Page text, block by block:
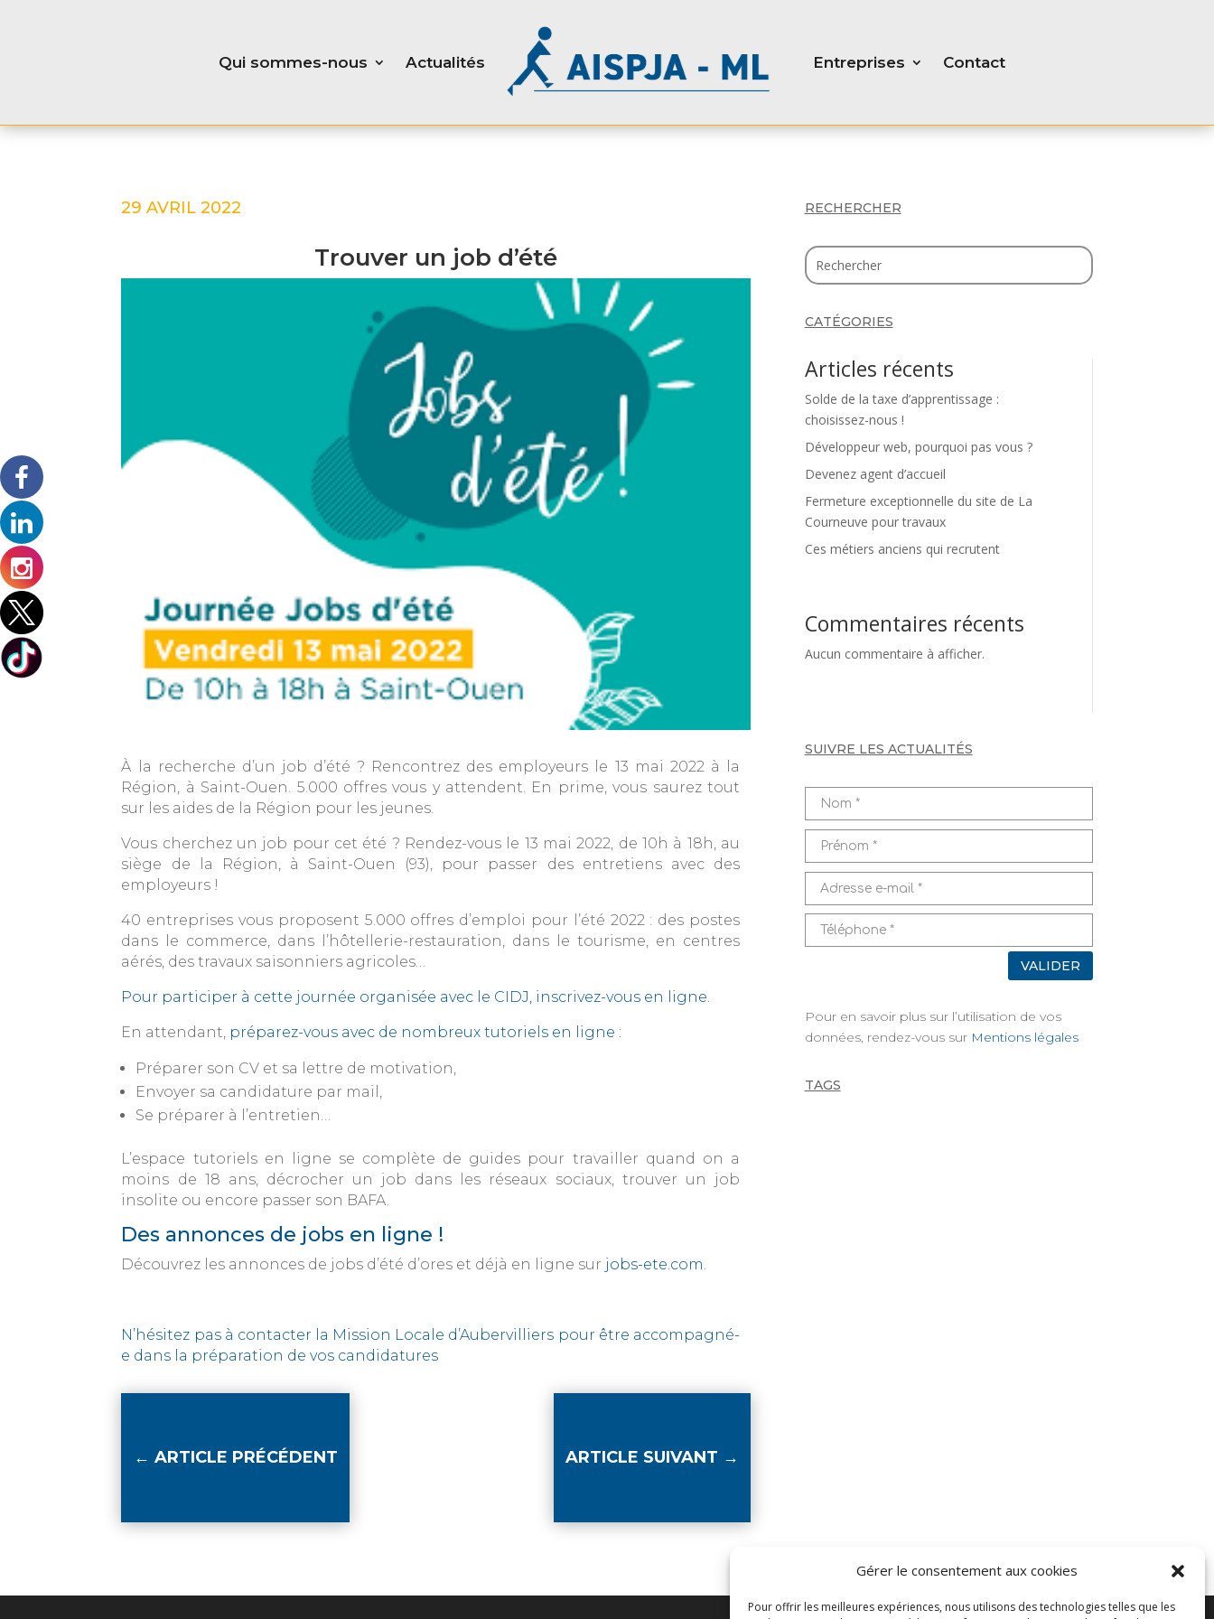
Gérer le consentement aux cookies
Pour offrir les meilleures expériences, nous utilisons des technologies telles que les
Qui sommes-nous Actualités Entreprises Contact
29 AVRIL 2022
Trouver un job d’été
À la recherche d’un job d’été ? Rencontrez des employeurs le 13 mai 2022 à la
Région, à Saint-Ouen. 5.000 offres vous y attendent. En prime, vous saurez tout
sur les aides de la Région pour les jeunes.
Vous cherchez un job pour cet été ? Rendez-vous le 13 mai 2022, de 10h à 18h, au
siège de la Région, à Saint-Ouen (93), pour passer des entretiens avec des
employeurs !
40 entreprises vous proposent 5.000 offres d’emploi pour l’été 2022 : des postes
dans le commerce, dans l’hôtellerie-restauration, dans le tourisme, en centres
aérés, des travaux saisonniers agricoles…
Pour participer à cette journée organisée avec le CIDJ, inscrivez-vous en ligne.
En attendant, préparez-vous avec de nombreux tutoriels en ligne :
Préparer son CV et sa lettre de motivation,
Envoyer sa candidature par mail,
Se préparer à l’entretien…
L’espace tutoriels en ligne se complète de guides pour travailler quand on a
moins de 18 ans, décrocher un job dans les réseaux sociaux, trouver un job
insolite ou encore passer son BAFA.
Des annonces de jobs en ligne !
Découvrez les annonces de jobs d’été d’ores et déjà en ligne sur jobs-ete.com.
N’hésitez pas à contacter la Mission Locale d’Aubervilliers pour être accompagné-
e dans la préparation de vos candidatures
← ARTICLE PRÉCÉDENT ARTICLE SUIVANT →
RECHERCHER
CATÉGORIES
Articles récents
Solde de la taxe d’apprentissage :
choisissez-nous !
Développeur web, pourquoi pas vous ?
Devenez agent d’accueil
Fermeture exceptionnelle du site de La
Courneuve pour travaux
Ces métiers anciens qui recrutent
Commentaires récents
Aucun commentaire à afficher.
SUIVRE LES ACTUALITÉS
VALIDER
Pour en savoir plus sur l’utilisation de vos
données, rendez-vous sur Mentions légales
TAGS